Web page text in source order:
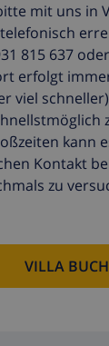
(52,77
4.80%
mit uns in
815 637
erfolgt
viel
kann
Kontakt
zu
VILLA